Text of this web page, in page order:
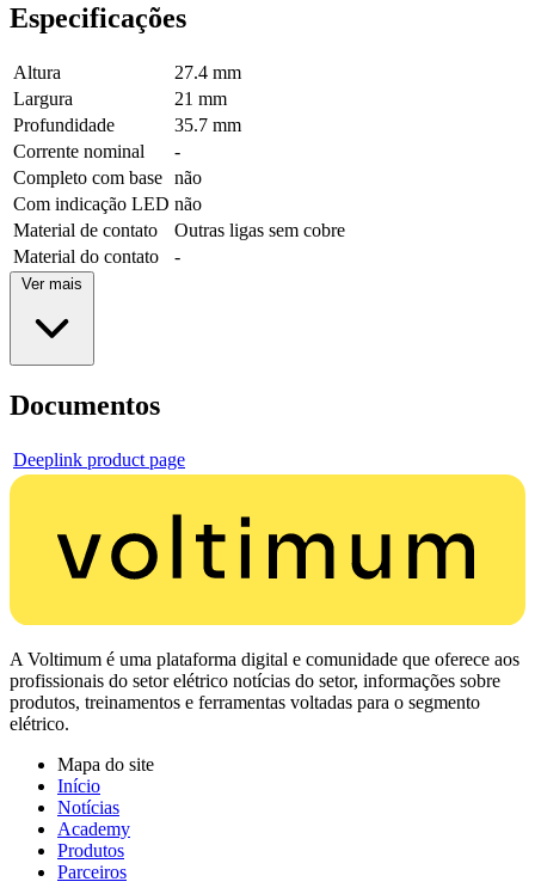
Especificações
Altura
27.4 mm
Largura
21 mm
Profundidade
35.7 mm
Corrente nominal
-
Completo com base não
Com indicação LED não
Material de contato
Outras ligas sem cobre
Material do contato
-
Ver mais
Documentos
Deeplink product page
A Voltimum é uma plataforma digital e comunidade que oferece aos
profissionais do setor elétrico notícias do setor, informações sobre
produtos, treinamentos e ferramentas voltadas para o segmento
elétrico.
Mapa do site
Início
Notícias
Academy
Produtos
Parceiros